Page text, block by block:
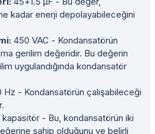
kadar enerji depolayabileceğini
450 VAC - Kondansatörün
gerilim değeridir. Bu değerin
uygulandığında kondansatör
Hz - Kondansatörün çalışabileceği
- Bu, kondansatörün iki
sahip olduğunu ve belirli